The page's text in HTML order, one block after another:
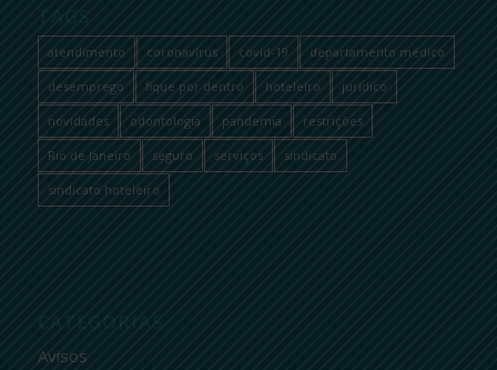
TAGS
atendimento coronavírus covid-19 departamento médico
desemprego fique por dentro hoteleiro jurídico
novidades odontologia pandemia restrições
Rio de Janeiro seguro serviços sindicato
sindicato hoteleiro
CATEGORIAS
Avisos